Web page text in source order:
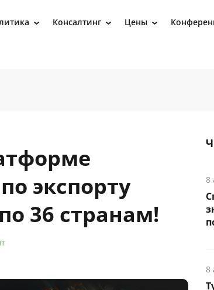
› Консалтинг › Цены ›
экспорту
36 странам!
8
8